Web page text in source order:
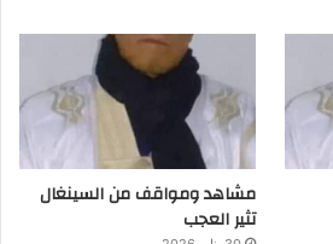
مشاهد ومواقف من السينغال
تثير العجب